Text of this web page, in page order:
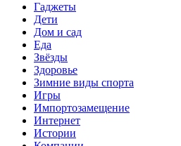
Гаджеты
Дети
Дом и сад
Еда
Звёзды
Здоровье
Зимние виды спорта
Игры
Импортозамещение
Интернет
Истории